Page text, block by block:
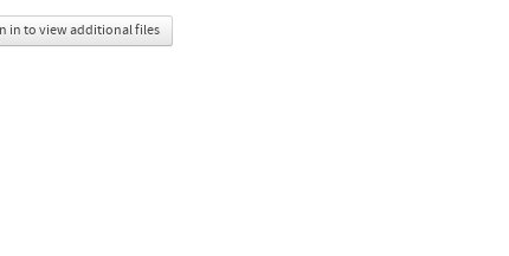
in to view additional files